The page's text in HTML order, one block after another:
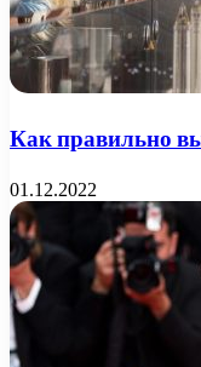
Как правильно
01.12.2022